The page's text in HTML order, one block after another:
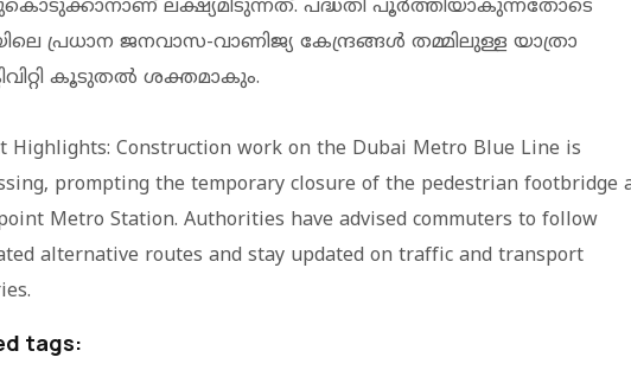
ലക്ഷ്യമിടുന്നത്. പദ്ധതി പൂർത്തിയാകുന്നതോടെ
പ്രധാന ജനവാസ-വാണിജ്യ കേന്ദ്രങ്ങൾ തമ്മിലുള്ള യാത്രാ
കൂടുതൽ ശക്തമാകും.
Highlights: Construction work on the Dubai Metro Blue Line is
prompting the temporary closure of the pedestrian footbridge
Metro Station. Authorities have advised commuters to follow
alternative routes and stay updated on traffic and transport
tags: